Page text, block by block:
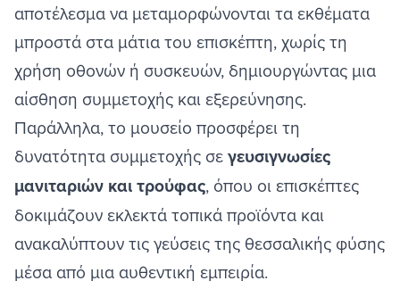
αποτέλεσμα να μεταμορφώνονται τα εκθέματα
μπροστά στα μάτια του επισκέπτη, χωρίς τη
χρήση οθονών ή συσκευών, δημιουργώντας μια
αίσθηση συμμετοχής και εξερεύνησης.
Παράλληλα, το μουσείο προσφέρει τη
δυνατότητα συμμετοχής σεγευσιγνωσίες
μανιταριών και τρούφας, όπου οι επισκέπτες
δοκιμάζουν εκλεκτά τοπικά προϊόντα και
ανακαλύπτουν τις γεύσεις της θεσσαλικής φύσης
μέσα από μια αυθεντική εμπειρία.